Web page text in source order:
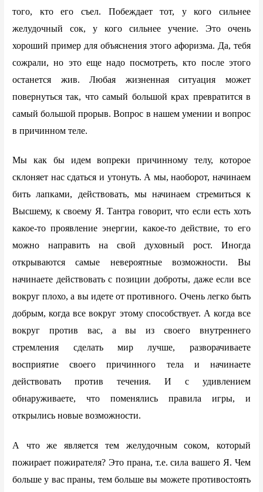
того, кто его съел. Побеждает тот, у кого сильнее
желудочный сок, у кого сильнее учение. Это очень
хороший пример для объяснения этого афоризма. Да, тебя
сожрали, но это еще надо посмотреть, кто после этого
останется жив. Любая жизненная ситуация может
повернуться так, что самый большой крах превратится в
самый большой прорыв. Вопрос в нашем умении и вопрос
в причинном теле.
Мы как бы идем вопреки причинному телу, которое
склоняет нас сдаться и утонуть. А мы, наоборот, начинаем
бить лапками, действовать, мы начинаем стремиться к
Высшему, к своему Я. Тантра говорит, что если есть хоть
какое-то проявление энергии, какое-то действие, то его
можно направить на свой духовный рост. Иногда
открываются самые невероятные возможности. Вы
начинаете действовать с позиции доброты, даже если все
вокруг плохо, а вы идете от противного. Очень легко быть
добрым, когда все вокруг этому способствует. А когда все
вокруг против вас, а вы из своего внутреннего
стремления сделать мир лучше, разворачиваете
восприятие своего причинного тела и начинаете
действовать против течения. И с удивлением
обнаруживаете, что поменялись правила игры, и
открылись новые возможности.
А что же является тем желудочным соком, который
пожирает пожирателя? Это прана, т.е. сила вашего Я. Чем
больше у вас праны, тем больше вы можете противостоять